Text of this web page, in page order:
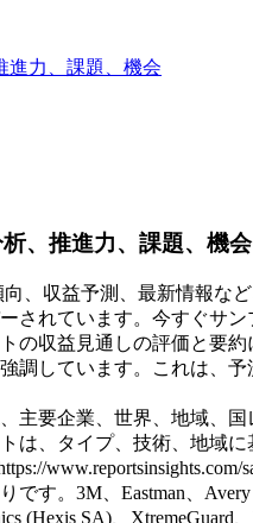
進力、課題、機会
、推進力、課題、機会
、収益予測、最新情報な
れています。今すぐサン
の収益見通しの評価と要
調しています。これは、
主要企業、世界、地域、
、タイプ、技術、地域
www.reportsinsights.com/
。3M、Eastman、
(Hexis SA)、